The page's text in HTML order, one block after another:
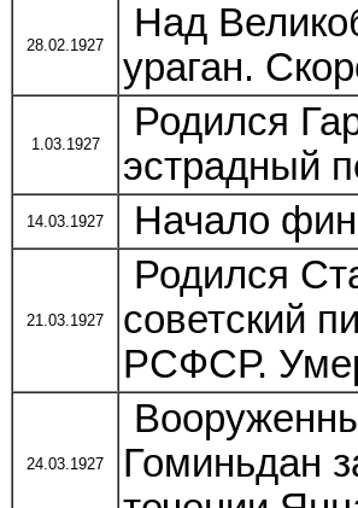
28.02.1927
Над
ураган.
1.03.1927
Родился
эстрадный
14.03.1927 Начало
21.03.1927
Родился
советский
РСФСР.
24.03.1927
Гоминьдан